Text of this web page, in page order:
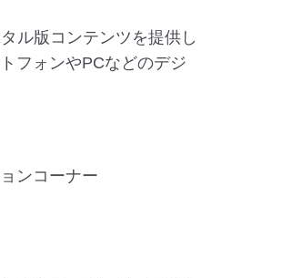
ル版コンテンツを提供し
フォンやPCなどのデジ
ンコーナー